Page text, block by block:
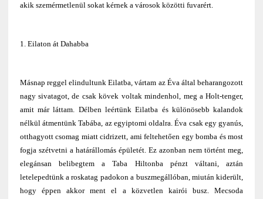
akik szemérmetlenül sokat kérnek a városok közötti fuvarért.
1. Eilaton át Dahabba
Másnap reggel elindultunk Eilatba, vártam az Éva által beharangozott
nagy sivatagot, de csak kövek voltak mindenhol, meg a Holt-tenger,
amit már láttam. Délben leértünk Eilatba és különösebb kalandok
nélkül átmentünk Tabába, az egyiptomi oldalra. Éva csak egy gyanús,
otthagyott csomag miatt cidrizett, ami feltehetően egy bomba és most
fogja szétvetni a határállomás épületét. Ez azonban nem történt meg,
elegánsan belibegtem a Taba Hiltonba pénzt váltani, aztán
letelepedtünk a roskatag padokon a buszmegállóban, miután kiderült,
hogy éppen akkor ment el a közvetlen kairói busz. Mecsoda